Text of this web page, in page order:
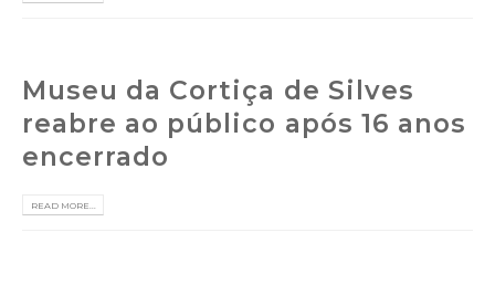
Museu da Cortiça de Silves
reabre ao público após 16 anos
encerrado
READ MORE...